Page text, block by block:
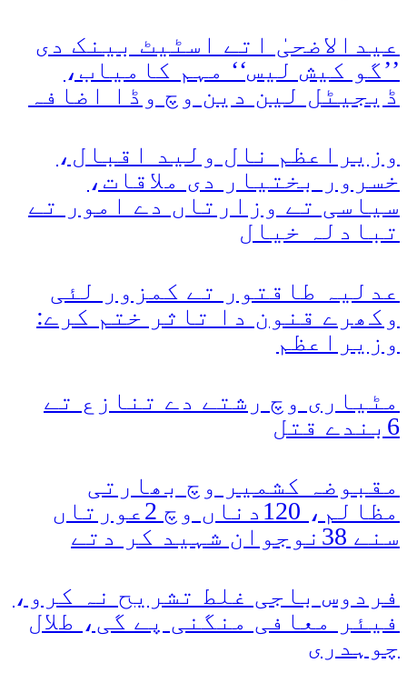
عیدالاضحیٰ اتے اسٹیٹ بینک دی
’’گو کیش لیس‘‘ مہم کامیاب،
ڈیجیٹل لین دین وچ وڈا اضافہ
وزیراعظم نال ولید اقبال،
خسرور بختیار دی ملاقات،
سیاسی تے وزارتاں دے امور تے
تبادلہ خیال
عدلیہ طاقتور تے کمزور لئی
وکھرے قنون دا تاثر ختم کرے:
وزیراعظم
مٹیاری وچ رشتے دے تنازع تے
6بندے قتل
مقبوضہ کشمیر وچ بھارتی
مظالم، 120دناں وچ 2عورتاں
سنے 38نوجوان شہید کر دتے
فردوس باجی غلط تشریح نہ کرو،
فیئر معافی منگنی پے گی، طلال
چوہدری